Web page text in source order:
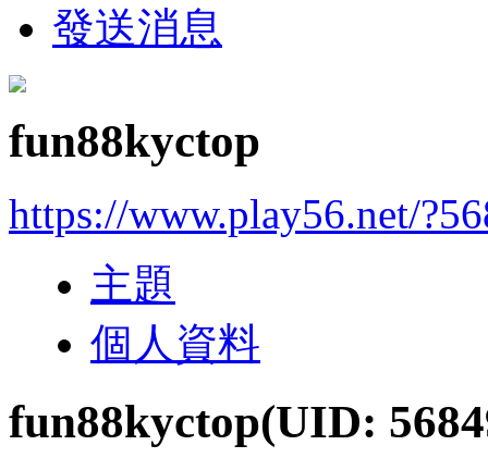
發送消息
fun88kyctop
https://www.play56.net/
主題
個人資料
fun88kyctop(UID: